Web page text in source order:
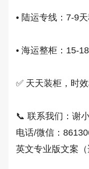
• 陆运专线：7-9
• 海运整柜：15-
✅ 天天装柜，时
📞 联系我们：谢
电话/微信：
英文专业版文案（